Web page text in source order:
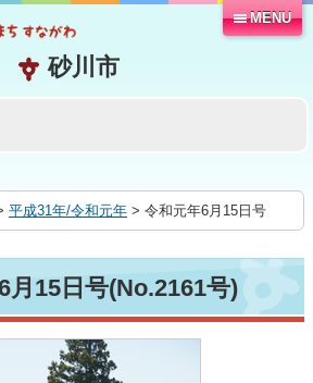
MENU
平成31年/令和元年 > 令和元年6月15日号
月15日号(No.2161号)